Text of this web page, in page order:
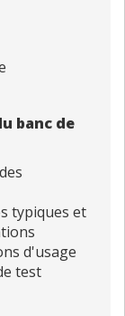
banc de
typiques et
d'usage
test